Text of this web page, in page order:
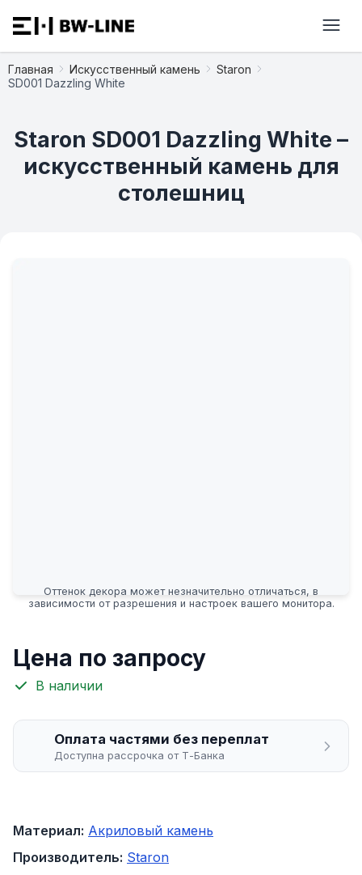
Главная Искусственный камень
Staron
SD001 Dazzling White
Staron SD001 Dazzling White –
искусственный камень для
столешниц
Оттенок декора может незначительно отличаться, в
зависимости от разрешения и настроек вашего монитора.
Цена по запросу
В наличии
Оплата частями без переплат
Доступна рассрочка от Т-Банка
Материал: Акриловый камень
Производитель: Staron